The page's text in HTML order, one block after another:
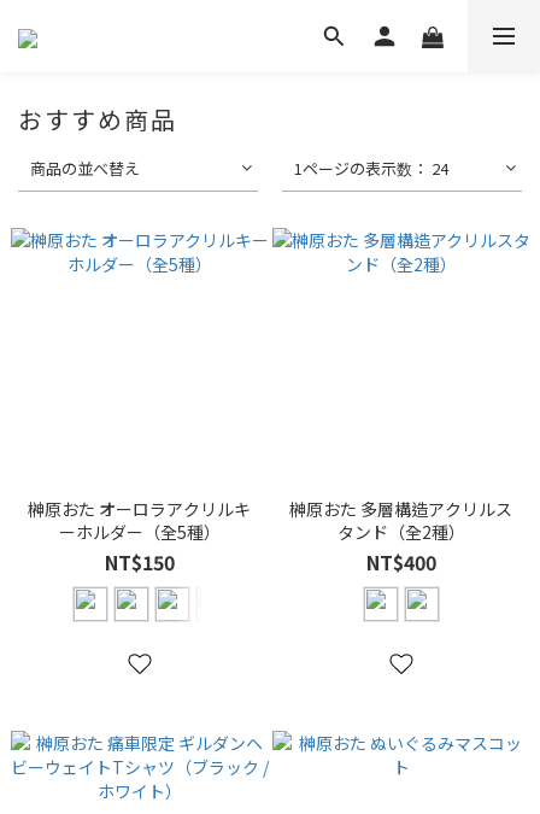
おすすめ商品
商品の並べ替え 1ページの表示数： 24
榊原おた オーロラアクリルキ
ーホルダー（全5種）
NT$150
榊原おた 多層構造アクリルス
タンド（全2種）
NT$400